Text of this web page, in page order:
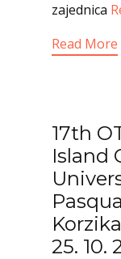
zajednica
Read More
17th
Island
25. 10.